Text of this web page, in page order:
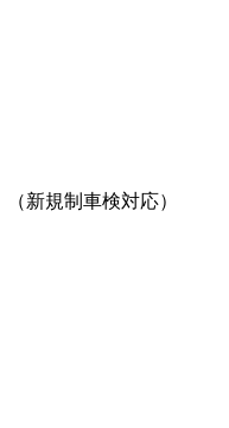
新規制車検対応）